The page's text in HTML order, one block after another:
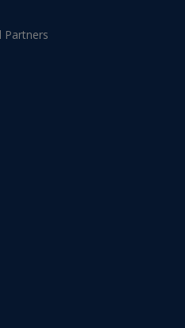
Partners